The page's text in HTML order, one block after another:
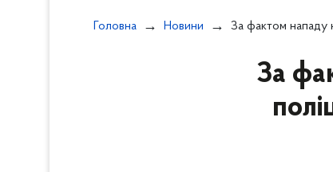
Головна Новини За фактом нападу на працівників РТЦК та
За